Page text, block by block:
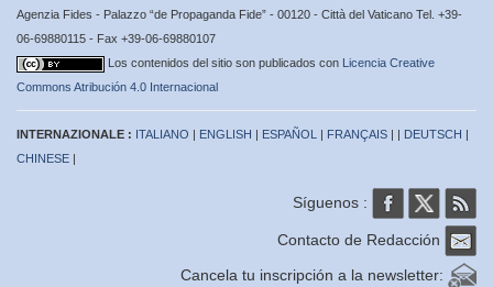
Agenzia Fides - Palazzo “de Propaganda Fide” - 00120 - Città del Vaticano Tel. +39-
06-69880115 - Fax +39-06-69880107
Los contenidos del sitio son publicados con Licencia Creative
Commons Atribución 4.0 Internacional
INTERNAZIONALE : ITALIANO | ENGLISH | ESPAÑOL | FRANÇAIS | | DEUTSCH |
CHINESE |
Síguenos :
Contacto de Redacción
Cancela tu inscripción a la newsletter: